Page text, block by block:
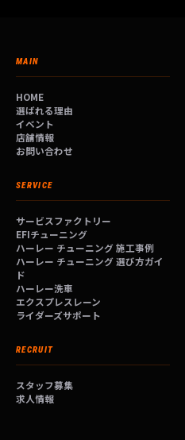
MAIN
HOME
選ばれる理由
イベント
店舗情報
お問い合わせ
SERVICE
サービスファクトリー
EFIチューニング
ハーレー チューニング 施工事例
ハーレー チューニング 選び方ガイ
ド
ハーレー洗車
エクスプレスレーン
ライダーズサポート
RECRUIT
スタッフ募集
求人情報